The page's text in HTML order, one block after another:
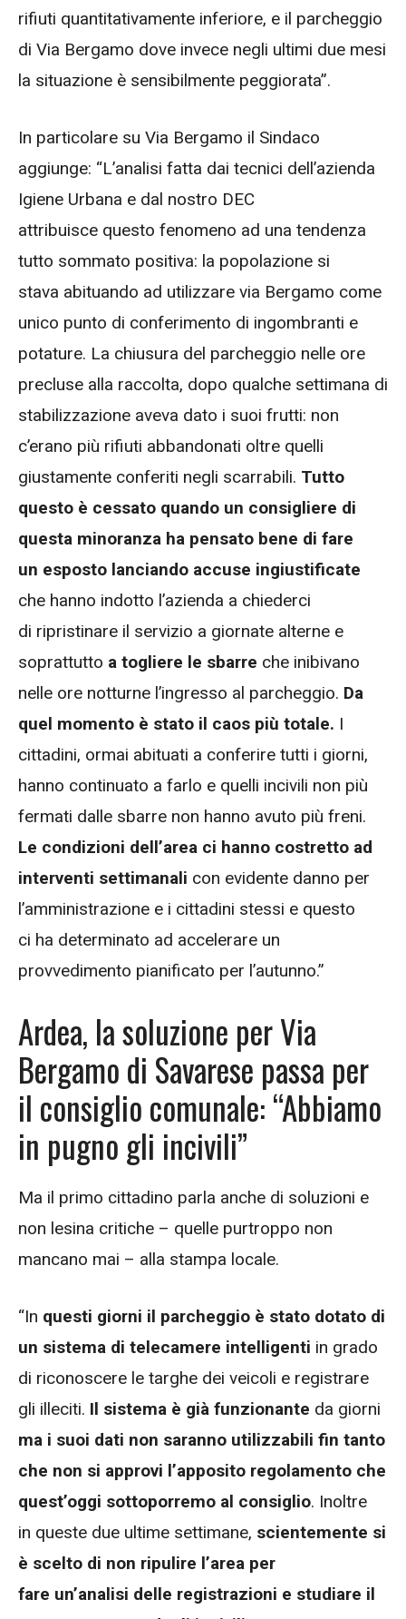
rifiuti quantitativamente inferiore, e il parcheggio
di Via Bergamo dove invece negli ultimi due mesi
la situazione è sensibilmente peggiorata”.
In particolare su Via Bergamo il Sindaco
aggiunge: “L’analisi fatta dai tecnici dell’azienda
Igiene Urbana e dal nostro DEC
attribuisce questo fenomeno ad una tendenza
tutto sommato positiva: la popolazione si
stava abituando ad utilizzare via Bergamo come
unico punto di conferimento di ingombranti e
potature. La chiusura del parcheggio nelle ore
precluse alla raccolta, dopo qualche settimana di
stabilizzazione aveva dato i suoi frutti: non
c’erano più rifiuti abbandonati oltre quelli
giustamente conferiti negli scarrabili. Tutto
questo è cessato quando un consigliere di
questa minoranza ha pensato bene di fare
un esposto lanciando accuse ingiustificate
che hanno indotto l’azienda a chiederci
di ripristinare il servizio a giornate alterne e
soprattutto a togliere le sbarre che inibivano
nelle ore notturne l’ingresso al parcheggio. Da
quel momento è stato il caos più totale. I
cittadini, ormai abituati a conferire tutti i giorni,
hanno continuato a farlo e quelli incivili non più
fermati dalle sbarre non hanno avuto più freni.
Le condizioni dell’area ci hanno costretto ad
interventi settimanali con evidente danno per
l’amministrazione e i cittadini stessi e questo
ci ha determinato ad accelerare un
provvedimento pianificato per l’autunno.”
Ardea, la soluzione per Via
Bergamo di Savarese passa per
il consiglio comunale: “Abbiamo
in pugno gli incivili”
Ma il primo cittadino parla anche di soluzioni e
non lesina critiche – quelle purtroppo non
mancano mai – alla stampa locale.
“In questi giorni il parcheggio è stato dotato di
un sistema di telecamere intelligenti in grado
di riconoscere le targhe dei veicoli e registrare
gli illeciti. Il sistema è già funzionante da giorni
ma i suoi dati non saranno utilizzabili fin tanto
che non si approvi l’apposito regolamento che
quest’oggi sottoporremo al consiglio. Inoltre
in queste due ultime settimane, scientemente si
è scelto di non ripulire l’area per
fare un’analisi delle registrazioni e studiare il